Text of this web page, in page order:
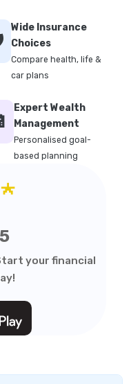
Wide Insurance
Choices
Compare health, life &
car plans
Expert Wealth
Management
Personalised goal-
based planning
your financial